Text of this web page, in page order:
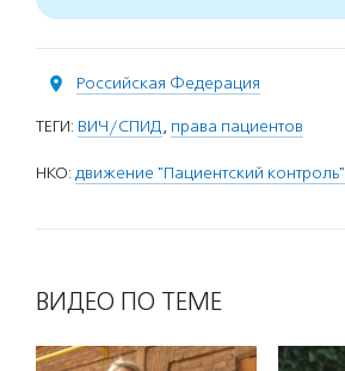
Российская Федерация
ТЕГИ: ВИЧ/СПИД, права пациентов
НКО: движение "Пациентский контроль"
ВИДЕО ПО ТЕМЕ